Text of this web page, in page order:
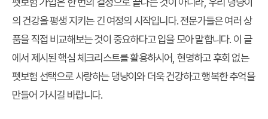
의 건강을 평생 지키는 긴 여정의 시작입니다. 전문가들은 여러 상
품을 직접 비교해보는 것이 중요하다고 입을 모아 말합니다. 이 글
에서 제시된 핵심 체크리스트를 활용하시어, 현명하고 후회 없는
펫보험 선택으로 사랑하는 댕냥이와 더욱 건강하고 행복한 추억을
만들어 가시길 바랍니다.